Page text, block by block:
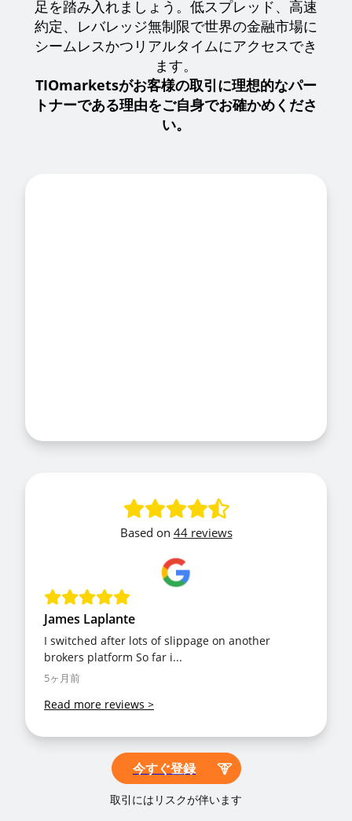
足を踏み入れましょう。低スプレッド、高速
約定、レバレッジ無制限で世界の金融市場に
シームレスかつリアルタイムにアクセスでき
ます。
TIOmarketsがお客様の取引に理想的なパー
トナーである理由をご自身でお確かめくださ
い。
Based on 44 reviews
James Laplante
I switched after lots of slippage on another
brokers platform So far i...
5ヶ月前
Read more reviews >
今すぐ登録
取引にはリスクが伴います